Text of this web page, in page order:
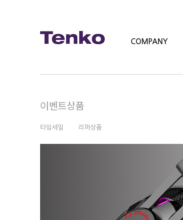
COMPANY
이벤트상품
타임세일 리퍼상품